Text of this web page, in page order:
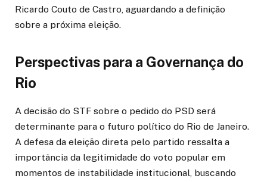
Ricardo Couto de Castro, aguardando a definição
sobre a próxima eleição.
Perspectivas para a Governança do
Rio
A decisão do STF sobre o pedido do PSD será
determinante para o futuro político do Rio de Janeiro.
A defesa da eleição direta pelo partido ressalta a
importância da legitimidade do voto popular em
momentos de instabilidade institucional, buscando